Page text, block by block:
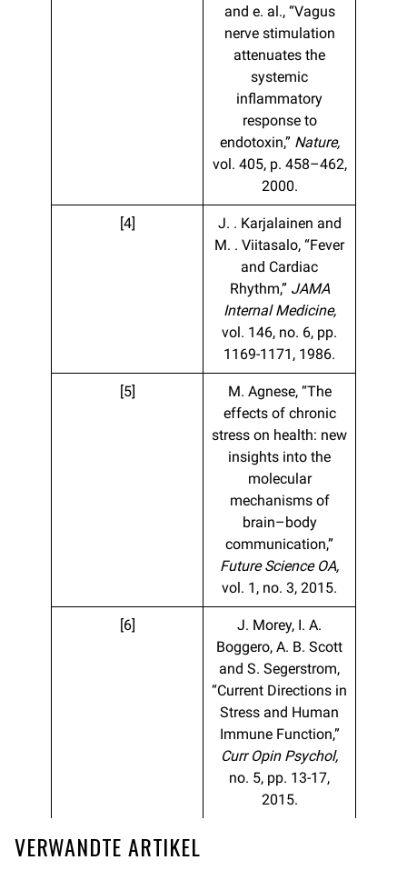
and e. al., “Vagus
nerve stimulation
attenuates the
systemic
inflammatory
response to
endotoxin,” Nature,
vol. 405, p. 458–462,
2000.
[4]
J. . Karjalainen and
M. . Viitasalo, “Fever
and Cardiac
Rhythm,” JAMA
Internal Medicine,
vol. 146, no. 6, pp.
1169-1171, 1986.
[5]
M. Agnese, “The
effects of chronic
stress on health: new
insights into the
molecular
mechanisms of
brain–body
communication,”
Future Science OA,
vol. 1, no. 3, 2015.
[6]
J. Morey, I. A.
Boggero, A. B. Scott
and S. Segerstrom,
“Current Directions in
Stress and Human
Immune Function,”
Curr Opin Psychol,
no. 5, pp. 13-17,
2015.
VERWANDTE ARTIKEL